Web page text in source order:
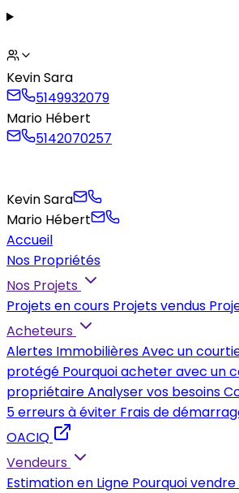
Kevin Sara
5149932079
Mario Hébert
5142070257
Kevin Sara
Mario Hébert
Accueil
Nos Propriétés
Nos Projets
Projets en cours Projets vendus
Acheteurs
Alertes ImmobilièresAvec un
protégé Pourquoi acheter avec un
propriétaireAnalyser vos besoins
5 erreurs à éviter Frais de
OACIQ
Vendeurs
Estimation en Ligne Pourquoi